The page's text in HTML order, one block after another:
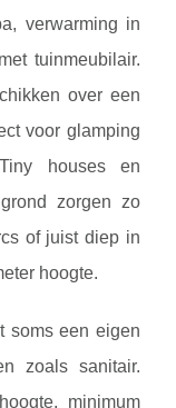
verwarming in
tuinmeubilair.
over een
voor glamping
houses en
zorgen zo
of juist diep in
hoogte.
soms een eigen
zoals sanitair.
minimum